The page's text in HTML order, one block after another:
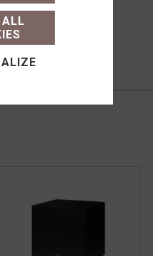
10h-12h et 14h-19h
to activate
ALL